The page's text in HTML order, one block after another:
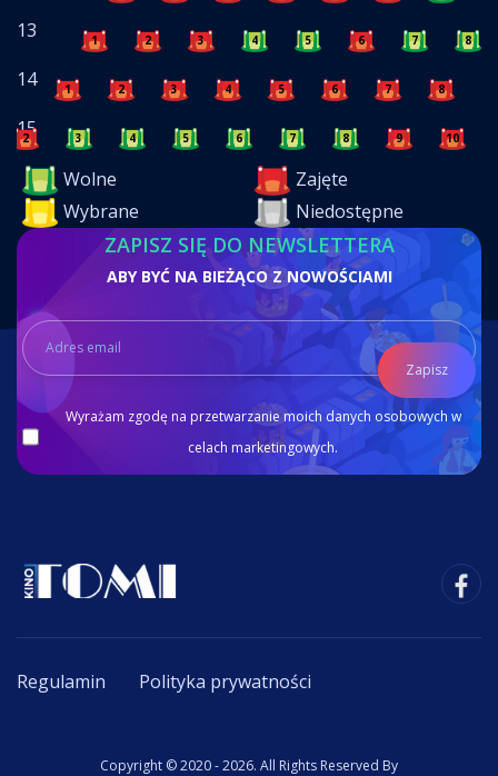
13 1 2 3 4 5 6 7 8
14 1 2 3 4 5 6 7 8
15
2 3 4 5 6 7 8 9 10
Wolne
Zajęte
Wybrane
Niedostępne
ZAPISZ SIĘ DO NEWSLETTERA
ABY BYĆ NA BIEŻĄCO Z NOWOŚCIAMI
Zapisz
Wyrażam zgodę na przetwarzanie moich danych osobowych w
celach marketingowych.
Regulamin Polityka prywatności
Copyright © 2020 - 2026. All Rights Reserved By